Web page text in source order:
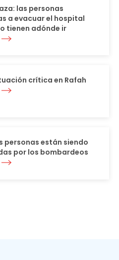
las personas
a evacuar el hospital
tienen adónde ir
crítica en Rafah
personas están siendo
por los bombardeos